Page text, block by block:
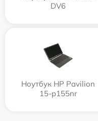
DV6
Ноутбук HP Pavilion
15-p155nr